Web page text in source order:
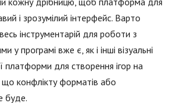
і зрозумілий інтерфейс. Варто
інструментарій для роботи з
у програмі вже є, як і інші візуальні
платформи для створення ігор на
конфлікту форматів або
буде.